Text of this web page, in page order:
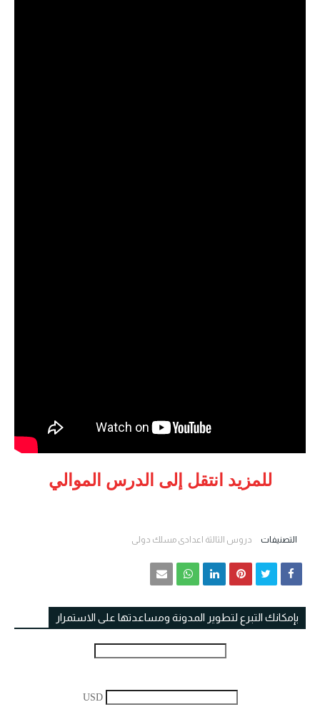
للمزيد انتقل إلى الدرس الموالي
التصنيفات دروس الثالثة اعدادي مسلك دولي
بإمكانك التبرع لتطوير المدونة ومساعدتها على الاستمرار
USD